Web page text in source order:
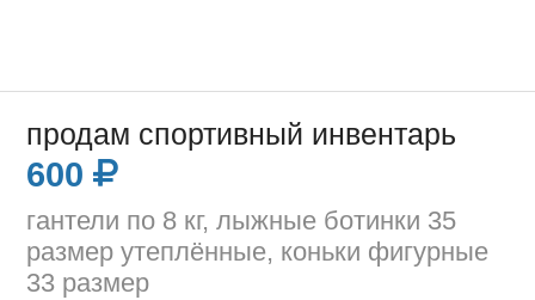
продам спортивный инвентарь
600
гантели по 8 кг, лыжные ботинки 35
размер утеплённые, коньки фигурные
33 размер